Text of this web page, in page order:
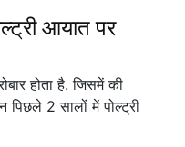
आयात पर
होता है. जिसमें की
पिछले 2 सालों में पोल्ट्री